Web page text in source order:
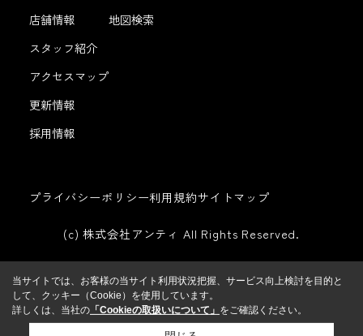
店舗情報
スタッフ紹介
アクセスマップ
更新情報
採用情報
地図検索
プライバシーポリシー利用規約サイトマップ
(c) 株式会社アンティ All Rights Reserved.
当サイトでは、お客様の当サイト利用状況把握、サービス向上検討を目的と
して、クッキー（Cookie）を使用しています。
詳しくは、当社の 「Cookieの取扱いについて」 をご確認ください。